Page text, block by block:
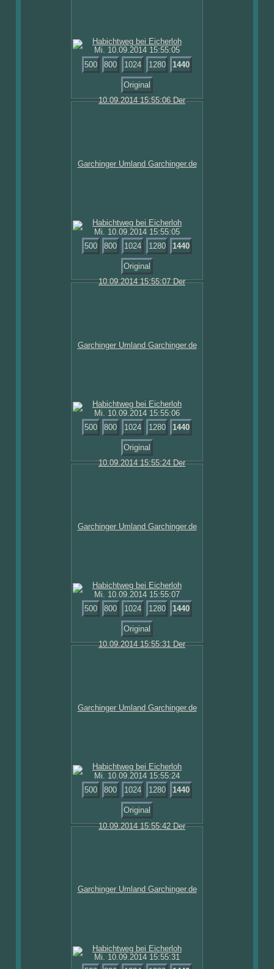
Mi. 10.09.2014 15:55:05
500
800 1024 1280 1440
Original
Mi. 10.09.2014 15:55:05
500
800 1024 1280 1440
Original
Mi. 10.09.2014 15:55:06
500
800 1024 1280 1440
Original
Mi. 10.09.2014 15:55:07
500
800 1024 1280 1440
Original
Mi. 10.09.2014 15:55:24
500
800 1024 1280 1440
Original
Mi. 10.09.2014 15:55:31